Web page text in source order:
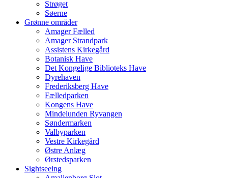
Strøget
Søerne
Grønne områder
Amager Fælled
Amager Strandpark
Assistens Kirkegård
Botanisk Have
Det Kongelige Biblioteks Have
Dyrehaven
Frederiksberg Have
Fælledparken
Kongens Have
Mindelunden Ryvangen
Søndermarken
Valbyparken
Vestre Kirkegård
Østre Anlæg
Ørstedsparken
Sightseeing